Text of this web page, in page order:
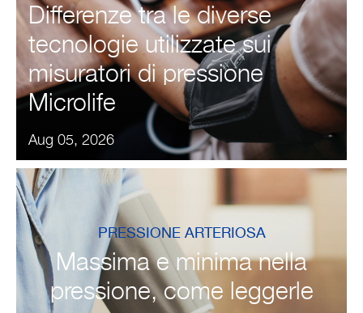
Differenze tra le diverse
tecnologie utilizzate sui
misuratori di pressione
Microlife
Aug 05, 2026
PRESSIONE ARTERIOSA
Massima e minima nella
pressione, come leggerle